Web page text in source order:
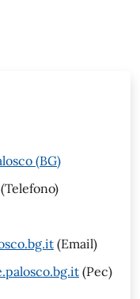
(BG)
(Telefono)
(Email)
(Pec)